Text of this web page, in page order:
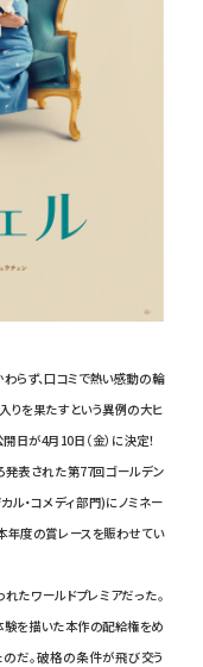
らず、口コミで熱い感動の輪
を果たすという異例の大ヒ
日が4月10日（金）に決定！
発表された第77回ゴールデン
ル・コメディ部門)にノミネー
年度の賞レースを賑わせてい
たワールドプレミアだった。
験を描いた本作の配給権をめ
だ。破格の条件が飛び交う